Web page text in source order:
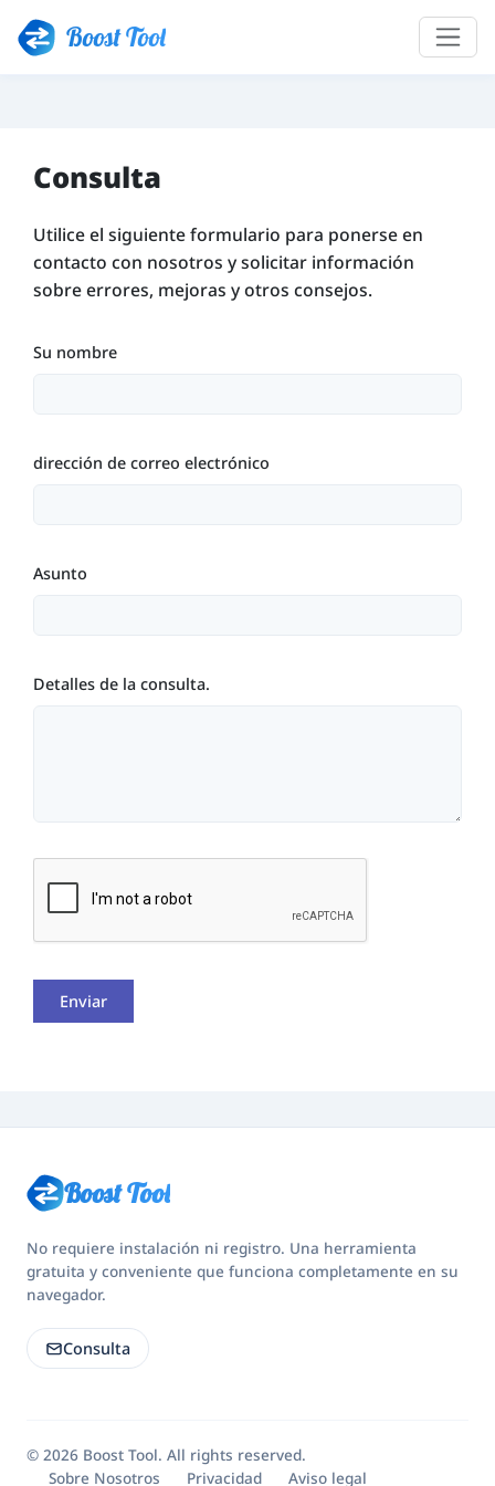
Boost Tool
Consulta
Utilice el siguiente formulario para ponerse en
contacto con nosotros y solicitar información
sobre errores, mejoras y otros consejos.
Su nombre
dirección de correo electrónico
Asunto
Detalles de la consulta.
Enviar
Boost Tool
No requiere instalación ni registro. Una herramienta
gratuita y conveniente que funciona completamente en su
navegador.
Consulta
© 2026 Boost Tool. All rights reserved.
Sobre Nosotros
Privacidad Aviso legal